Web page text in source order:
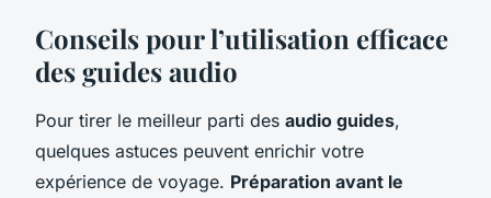
Conseils pour l’utilisation efficace
des guides audio
Pour tirer le meilleur parti des audio guides,
quelques astuces peuvent enrichir votre
expérience de voyage. Préparation avant le